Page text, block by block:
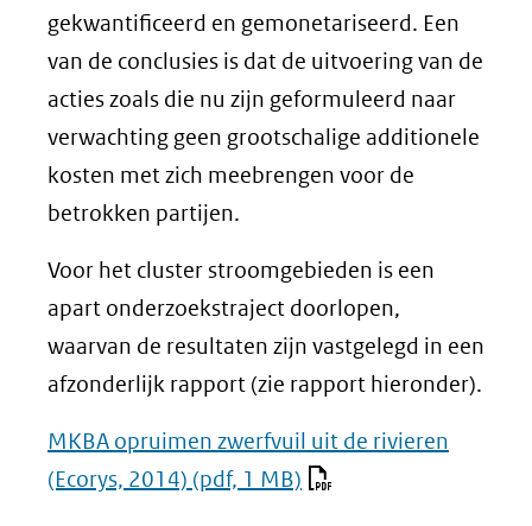
gekwantificeerd en gemonetariseerd. Een
van de conclusies is dat de uitvoering van de
acties zoals die nu zijn geformuleerd naar
verwachting geen grootschalige additionele
kosten met zich meebrengen voor de
betrokken partijen.
Voor het cluster stroomgebieden is een
apart onderzoekstraject doorlopen,
waarvan de resultaten zijn vastgelegd in een
afzonderlijk rapport (zie rapport hieronder).
MKBA opruimen zwerfvuil uit de rivieren
(Ecorys, 2014) (pdf, 1 MB)